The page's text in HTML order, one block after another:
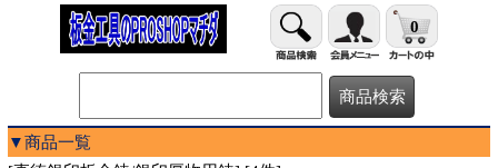
0
▼商品一覧